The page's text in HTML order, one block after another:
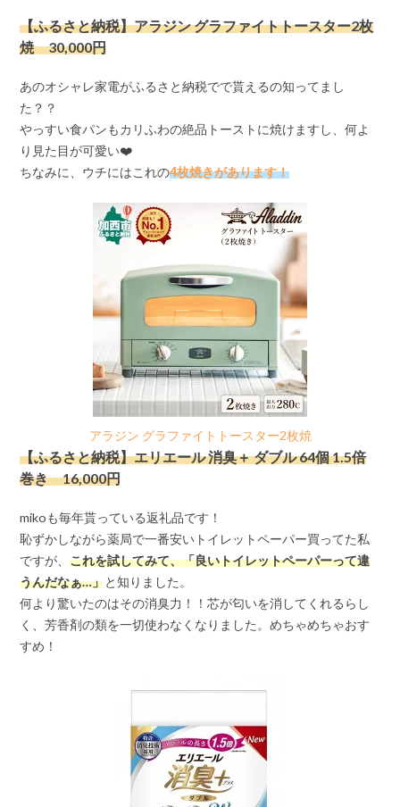
【ふるさと納税】アラジン グラファイトトースター2枚
焼 30,000円
あのオシャレ家電がふるさと納税でで貰えるの知ってまし
た？？
やっすい食パンもカリふわの絶品トーストに焼けますし、何よ
り見た目が可愛い❤️
ちなみに、ウチにはこれの4枚焼きがあります！
アラジン グラファイトトースター2枚焼
【ふるさと納税】エリエール 消臭＋ ダブル 64個 1.5倍
巻き 16,000円
mikoも毎年貰っている返礼品です！
恥ずかしながら薬局で一番安いトイレットペーパー買ってた私
ですが、これを試してみて、「良いトイレットペーパーって違
うんだなぁ…」 と知りました。
何より驚いたのはその消臭力！！芯が匂いを消してくれるらし
く、芳香剤の類を一切使わなくなりました。めちゃめちゃおす
すめ！